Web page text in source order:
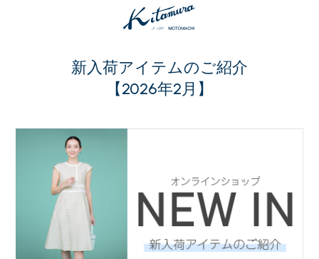
新入荷アイテムのご紹介
【2026年2月】